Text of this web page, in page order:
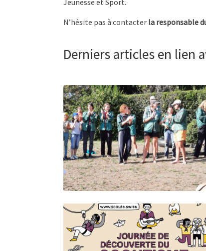
N’hésite pas à contacter la responsable
Derniers articles en lien